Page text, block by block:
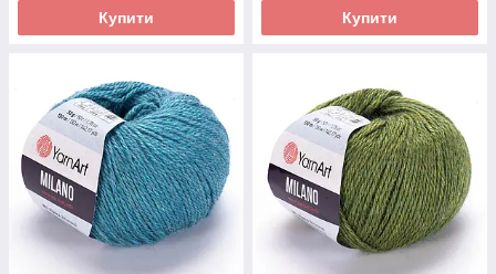
Купити Купити